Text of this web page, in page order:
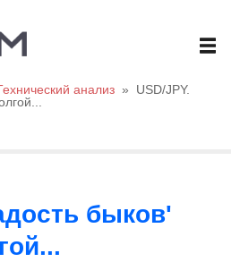
анализ »
USD/JPY.
быков'